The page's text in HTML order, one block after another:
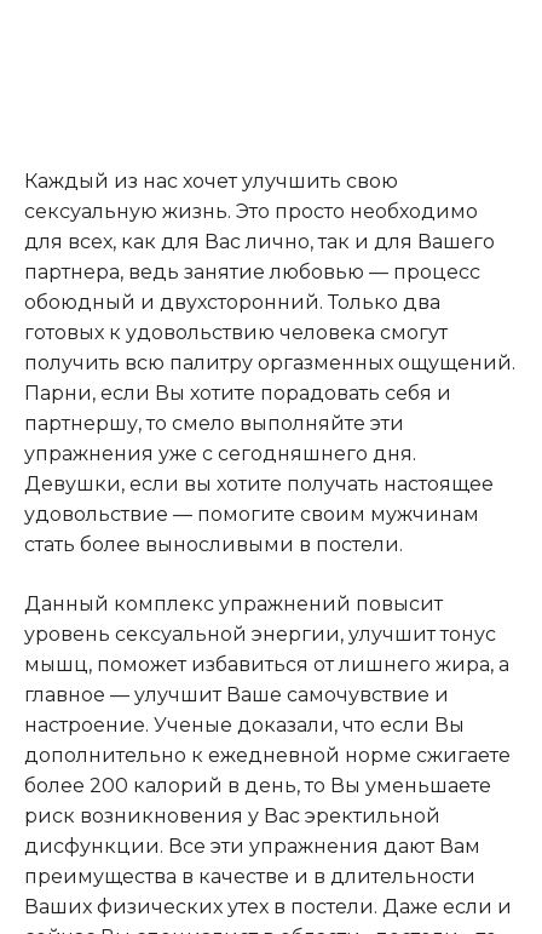
Каждый из нас хочет улучшить свою
сексуальную жизнь. Это просто необходимо
для всех, как для Вас лично, так и для Вашего
партнера, ведь занятие любовью — процесс
обоюдный и двухсторонний. Только два
готовых к удовольствию человека смогут
получить всю палитру оргазменных ощущений.
Парни, если Вы хотите порадовать себя и
партнершу, то смело выполняйте эти
упражнения уже с сегодняшнего дня.
Девушки, если вы хотите получать настоящее
удовольствие — помогите своим мужчинам
стать более выносливыми в постели.
Данный комплекс упражнений повысит
уровень сексуальной энергии, улучшит тонус
мышц, поможет избавиться от лишнего жира, а
главное — улучшит Ваше самочувствие и
настроение. Ученые доказали, что если Вы
дополнительно к ежедневной норме сжигаете
более 200 калорий в день, то Вы уменьшаете
риск возникновения у Вас эректильной
дисфункции. Все эти упражнения дают Вам
преимущества в качестве и в длительности
Ваших физических утех в постели. Даже если и